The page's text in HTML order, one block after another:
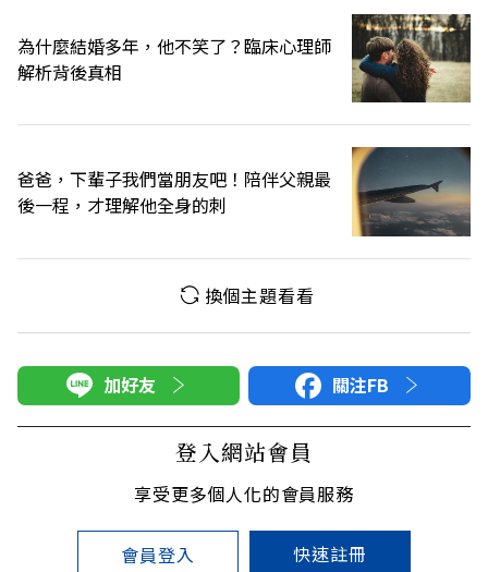
為什麼結婚多年，他不笑了？臨床心理師
解析背後真相
爸爸，下輩子我們當朋友吧！陪伴父親最
後一程，才理解他全身的刺
換個主題看看
加好友 關注FB
登入網站會員
享受更多個人化的會員服務
會員登入 快速註冊